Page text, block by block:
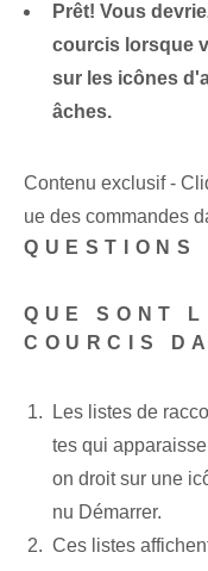
Prêt! Vous
courcis lorsque
sur les icônes
âches.
Contenu exclusif -
ue des commandes
QUESTIONS
QUE SONT
COURCIS
Les listes de
tes qui
on droit sur une
nu Démarrer.
Ces listes